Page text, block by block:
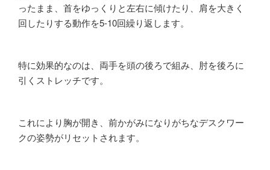
ったまま、首をゆっくりと左右に傾けたり、肩を大きく
回したりする動作を5-10回繰り返します。
特に効果的なのは、両手を頭の後ろで組み、肘を後ろに
引くストレッチです。
これにより胸が開き、前かがみになりがちなデスクワー
クの姿勢がリセットされます。